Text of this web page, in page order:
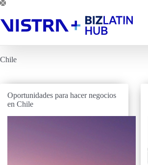
Saltar
contenido
Chile
Oportunidades para hacer negocios
en Chile